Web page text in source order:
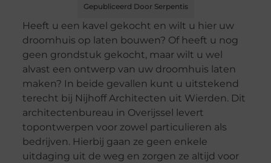
Gepubliceerd Door Serpentis
Heeft u een kavel gekocht en wilt u hier uw
droomhuis op laten bouwen? Of heeft u nog
geen grondstuk gekocht, maar wilt u wel
alvast een ontwerp van uw droomhuis laten
maken? In beide gevallen kunt u uitstekend
terecht bij Nijhoff Architecten uit Wierden. Dit
architectenbureau in Overijssel levert
topontwerpen voor zowel particulieren als
bedrijven. Hierbij gaan ze geen enkele
uitdaging uit de weg en zorgen ze altijd voor